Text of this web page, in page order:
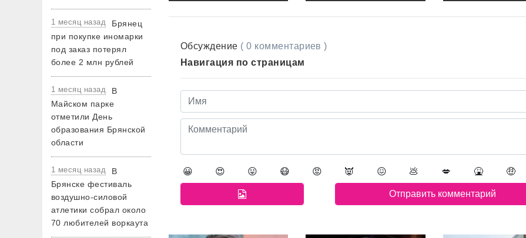
1 месяц назад
Брянец
при покупке иномарки
под заказ потерял
более 2 млн рублей
1 месяц назад
В
Майском парке
отметили День
образования Брянской
области
1 месяц назад
В
Брянске фестиваль
воздушно-силовой
атлетики собрал около
70 любителей воркаута
Обсуждение ( 0 комментариев )
Навигация по страницам
😀 😍 😛 😷 😡 👿 😖 💩 💋 🤮 🤑